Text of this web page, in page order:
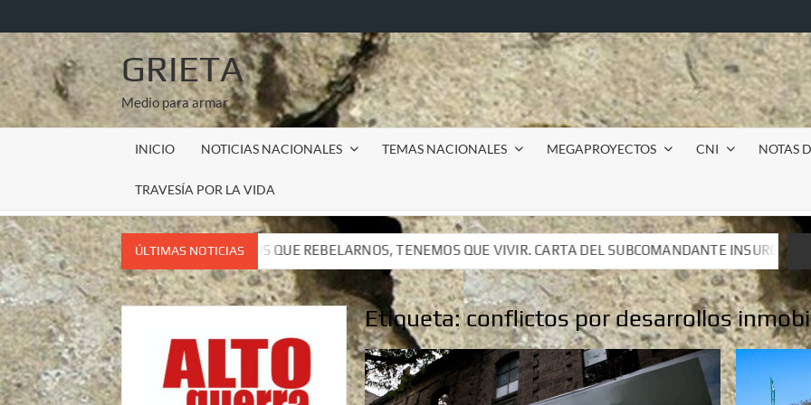
al
contenido
GRIETA
Medio para armar
INICIO NOTICIAS NACIONALES TEMAS NACIONALES MEGAPROYECTOS CNI NOTAS
TRAVESÍA POR LA VIDA
ÚLTIMAS NOTICIAS
QUE REBELARNOS, TENEMOS QUE VIVIR. CARTA DEL SUBCOMANDANTE INSURGENTE MOISÉS A LUIS DE TAVIRA
QUE REBELARNOS, TENEMOS QUE VIVIR. CARTA DEL SUBCOMANDANTE INSURGENTE MOISÉS A LUIS DE TAVIRA
Etiqueta:conflictos por desarrollos